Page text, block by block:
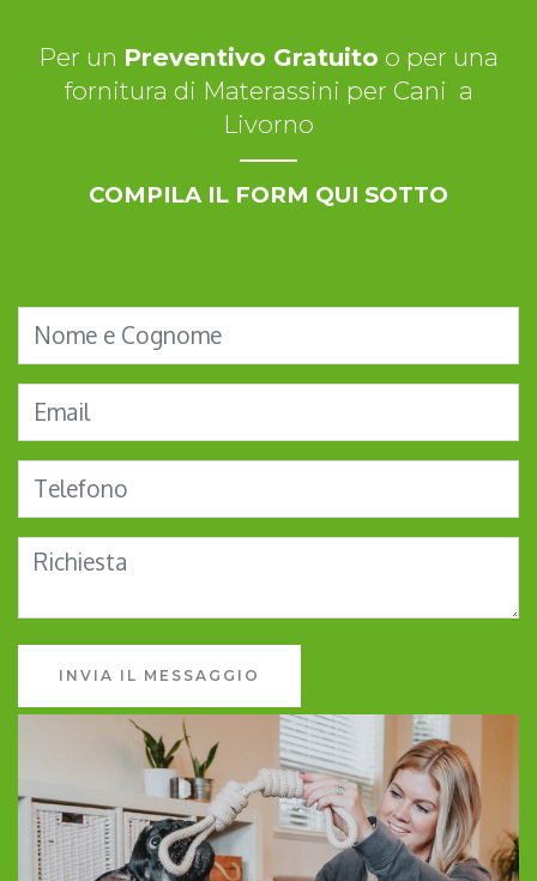
Per un Preventivo Gratuito o per una
fornitura di Materassini per Cani a
Livorno
COMPILA IL FORM QUI SOTTO
INVIA IL MESSAGGIO